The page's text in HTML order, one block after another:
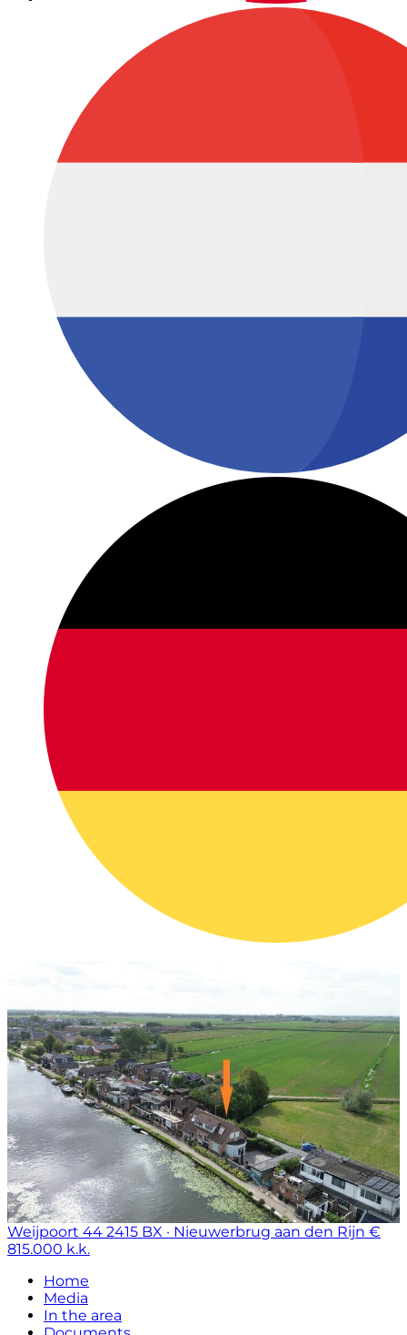
Weijpoort 44 2415 BX · Nieuwerbrug aan den Rijn €
815.000 k.k.
Home
Media
In the area